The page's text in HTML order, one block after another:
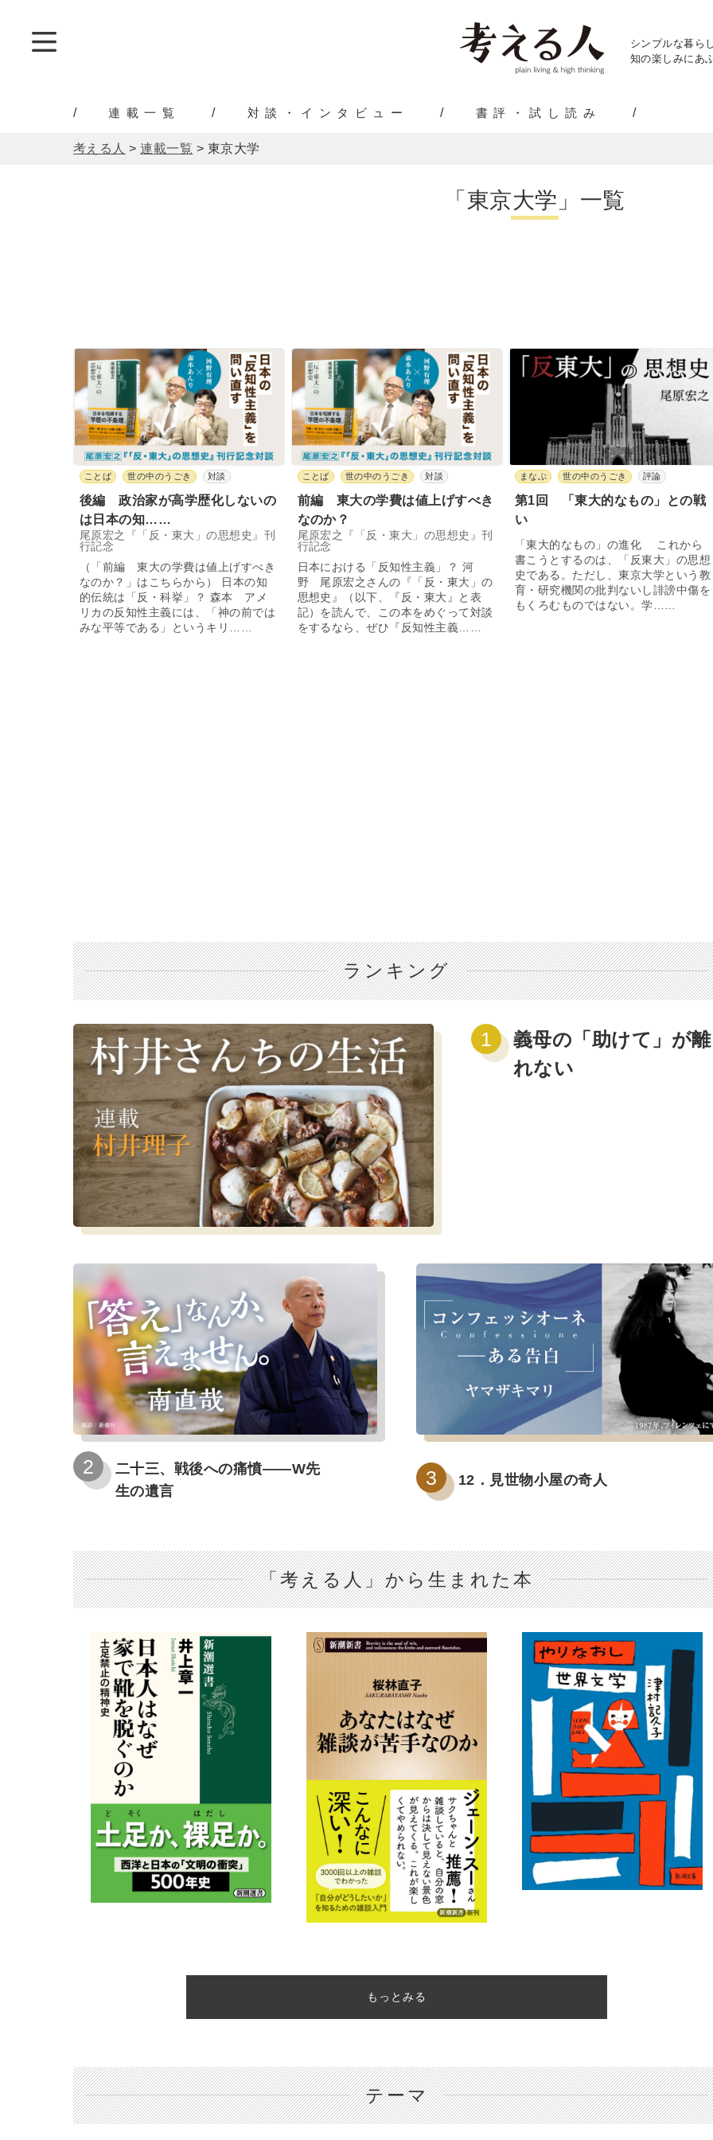
シンプルな暮ら
知の楽しみにあ
連載一覧 対談・インタビュー 書評・試し読み
考える人 >連載一覧 > 東京大学
「東京大学」一覧
ことば 世の中のうごき 対談
後編 政治家が高学歴化しないの
は日本の知……
尾原宏之『「反・東大」の思想史』刊
行記念
（「前編 東大の学費は値上げすべき
なのか？」はこちらから） 日本の知
的伝統は「反・科挙」？ 森本 アメ
リカの反知性主義には、「神の前では
みな平等である」というキリ……
ことば 世の中のうごき 対談
前編 東大の学費は値上げすべき
なのか？
尾原宏之『「反・東大」の思想史』刊
行記念
日本における「反知性主義」？ 河
野 尾原宏之さんの『「反・東大」の
思想史』（以下、『反・東大』と表
記）を読んで、この本をめぐって対談
をするなら、ぜひ『反知性主義……
まなぶ 世の中のうごき 評論
第1回 「東大的なもの」との戦
い
「東大的なもの」の進化 これから
書こうとするのは、「反東大」の思想
史である。ただし、東京大学という教
育・研究機関の批判ないし誹謗中傷を
もくろむものではない。学……
ランキング
義母の「助けて」が離
れない
二十三、戦後への痛憤――W先
生の遺言
12．見世物小屋の奇人
「考える人」から生まれた本
もっとみる
テーマ